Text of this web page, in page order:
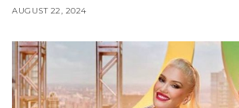
AUGUST 22, 2024